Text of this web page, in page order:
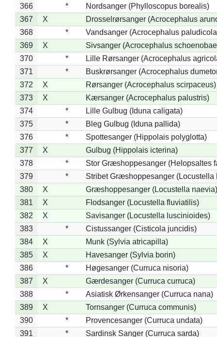
366 *
Nordsanger (Phylloscopus borealis)
367
X
Drosselrørsanger (Acrocephalus
368
*
Vandsanger (Acrocephalus
369
X
Sivsanger (Acrocephalus
370
*
Lille Rørsanger (Acrocephalus
371
*
Buskrørsanger (Acrocephalus
372
X
Rørsanger (Acrocephalus scirpaceus)
373
X
Kærsanger (Acrocephalus palustris)
374
*
Lille Gulbug (Iduna caligata)
375
*
Bleg Gulbug (Iduna pallida)
376
*
Spottesanger (Hippolais polyglotta)
377
X
Gulbug (Hippolais icterina)
378
*
Stor Græshoppesanger (Helopsaltes
379
*
Stribet Græshoppesanger (Locustella
380
X
Græshoppesanger (Locustella naevia)
381
X
Flodsanger (Locustella fluviatilis)
382
X
Savisanger (Locustella luscinioides)
383
*
Cistussanger (Cisticola juncidis)
384
X
Munk (Sylvia atricapilla)
385
X
Havesanger (Sylvia borin)
386
*
Høgesanger (Curruca nisoria)
387
X
Gærdesanger (Curruca curruca)
388
*
Asiatisk Ørkensanger (Curruca nana)
389
X
Tornsanger (Curruca communis)
390
*
Provencesanger (Curruca undata)
391
*
Sardinsk Sanger (Curruca sarda)